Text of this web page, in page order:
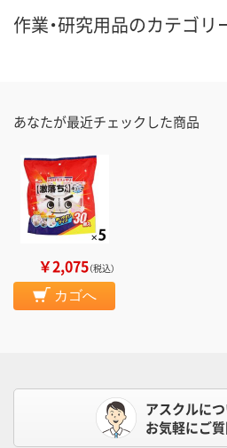
作業・研究用品のカテゴリ
あなたが最近チェックした商品
￥2,075（税込）
カゴへ
アスクルに
お気軽にご質